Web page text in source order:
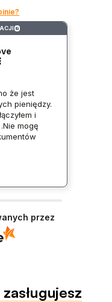
?
że jest
pieniędzy.
i
mogę
przez